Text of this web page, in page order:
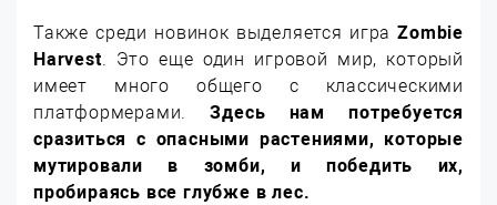
Также среди новинок выделяется играZombie
Harvest. Это еще один игровой мир, который
имеет много общего с классическими
платформерами.Здесь нам потребуется
сразиться с опасными растениями, которые
мутировали в зомби, и победить их,
пробираясь все глубже в лес.